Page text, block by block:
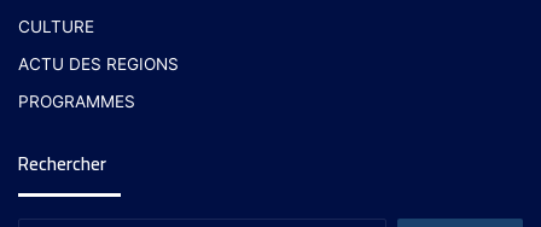
CULTURE
ACTU DES REGIONS
PROGRAMMES
Rechercher